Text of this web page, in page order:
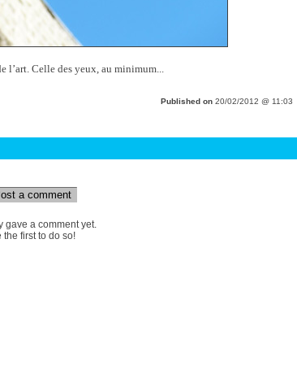
l’art. Celle des yeux, au minimum...
Published on 20/02/2012 @ 11:03
a comment
gave a comment yet.
the first to do so!